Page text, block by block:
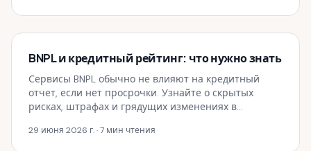
BNPL и кредитный рейтинг: что нужно знать
Сервисы BNPL обычно не влияют на кредитный
отчет, если нет просрочки. Узнайте о скрытых
рисках, штрафах и грядущих изменениях в
29 июня 2026 г.· 7 мин чтения